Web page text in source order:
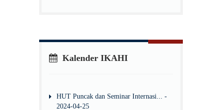
Kalender IKAHI
HUT Puncak dan Seminar Internasi... -
2024-04-25